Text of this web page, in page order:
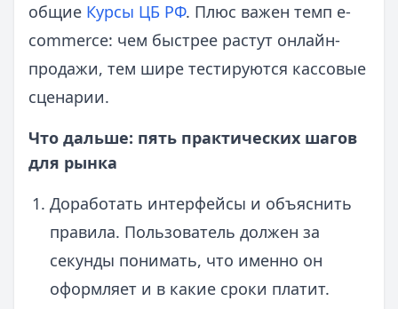
общие Курсы ЦБ РФ. Плюс важен темп e-
commerce: чем быстрее растут онлайн-
продажи, тем шире тестируются кассовые
сценарии.
Что дальше: пять практических шагов
для рынка
Доработать интерфейсы и объяснить
правила. Пользователь должен за
секунды понимать, что именно он
оформляет и в какие сроки платит.